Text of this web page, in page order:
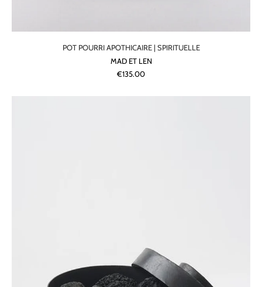
POT POURRI APOTHICAIRE | SPIRITUELLE
MAD ET LEN
€135.00